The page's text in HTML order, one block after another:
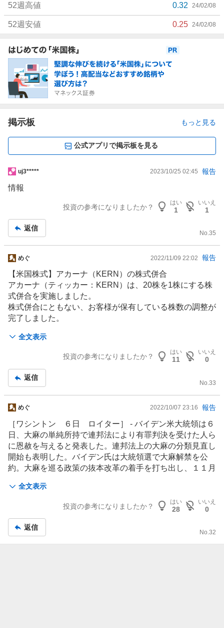
52週高値 0.32 24/02/08
52週安値 0.25 24/02/08
掲示板 もっと見る
公式アプリで掲示板を見る
掲
示
板
uj3***** 2023/10/25 02:45 報告
情報
投資の参考になりましたか？
はい
1
いいえ
1
返信
No.35
掲
示
板
記
事
めぐ 2022/11/09 22:02 報告
全文表示
【米国株式】アカーナ（KERN）の株式併合
アカーナ（ティッカー：KERN）は、20株を1株にする株
式併合を実施しました。
株式併合にともない、お客様が保有している株数の調整が
完了しました。
【株式併合内容】
・併合比率：20：1（20株 → 1株）
・効力発生日：2022年11月8日
・残高反映日：2022年11月8日
投資の参考になりましたか？
はい
11
いいえ
0
返信
No. 33
掲
板
記
事
めぐ 2022/10/07 23:16 報告
全文表示
［ワシントン ６日 ロイター］ - バイデン米大統領は６
日、大麻の単純所持で連邦法により有罪判決を受けた人ら
に恩赦を与えると発表した。連邦法上の大麻の分類見直し
開始も表明した。バイデン氏は大統領選で大麻解禁を公
約。大麻を巡る政策の抜本改革の着手を打ち出し、１１月
政府高官によると、連邦法で有罪になった６５００人以上
などが対象になる。
バイデン氏は「われわれの誤った大麻政策のせいで、あま
りに多くの人の生活が暗転してきた。今こそ過ちを正す時
投資の参考になりましたか？
はい
28
いいえ
0
返信
No.32